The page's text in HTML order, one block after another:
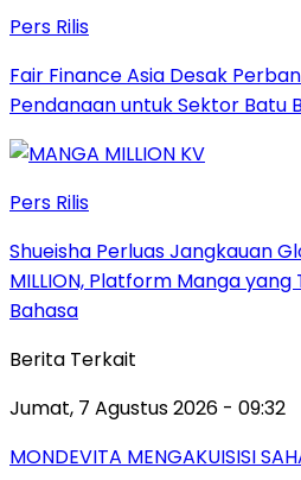
Pers Rilis
Fair Finance Asia Desak
Pendanaan untuk Sektor Batu
Pers Rilis
Shueisha Perluas Jangkauan
MILLION, Platform Manga
Bahasa
Berita Terkait
Jumat, 7 Agustus 2026 - 09:32
MONDEVITA MENGAKUISISI